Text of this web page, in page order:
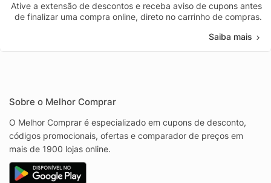
Ative a extensão de descontos e receba aviso de cupons antes
de finalizar uma compra online, direto no carrinho de compras.
Saiba mais
Sobre o Melhor Comprar
O Melhor Comprar é especializado em cupons de desconto,
códigos promocionais, ofertas e comparador de preços em
mais de 1900 lojas online.